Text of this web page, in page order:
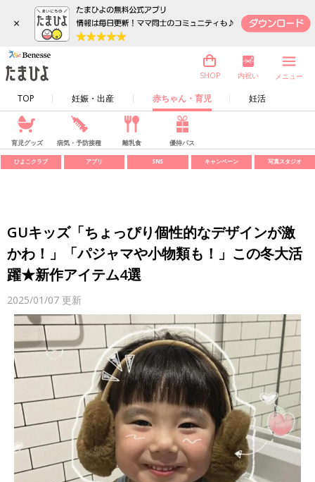
×
TOP 妊娠・出産 赤ちゃん・育児 妊活
SHOP 内祝い メニュー
育児グッズ 病気・予防接種 離乳食 優待パス
ひよこクラブ アプリ SNS キャンペーン 写真スタジオ
GUキッズ「ちょっぴり個性的なデザインが激
かわ！」「パジャマや小物類も！」この冬大活
躍★新作アイテム4選
2025/01/07 更新